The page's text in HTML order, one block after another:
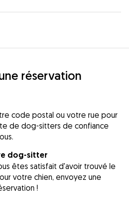
réservation
code postal ou votre rue pour
de dog-sitters de confiance
dog-sitter
êtes satisfait d'avoir trouvé le
votre chien, envoyez une
!